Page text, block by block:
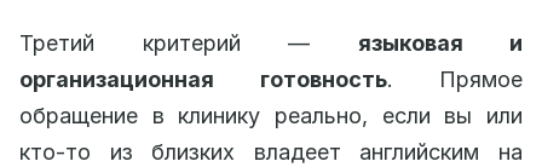
Третий критерий — языковая и
организационная готовность. Прямое
обращение в клинику реально, если вы или
кто-то из близких владеет английским на